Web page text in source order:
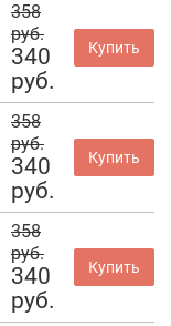
358
руб.
340
руб.
Купить
358
руб.
340
руб.
Купить
358
руб.
340
руб.
Купить